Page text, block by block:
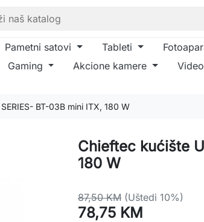
Pametni satovi Tableti
Gaming Akcione kamere
BT-03B mini ITX, 180 W
Chieftec kućište
180 W
87,50 KM (Uštedi 10%)
78,75 KM